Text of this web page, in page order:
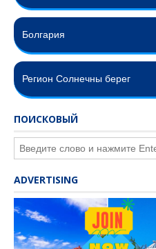
Болгария
Регион Солнечны берег
ПОИСКОВЫЙ
ADVERTISING